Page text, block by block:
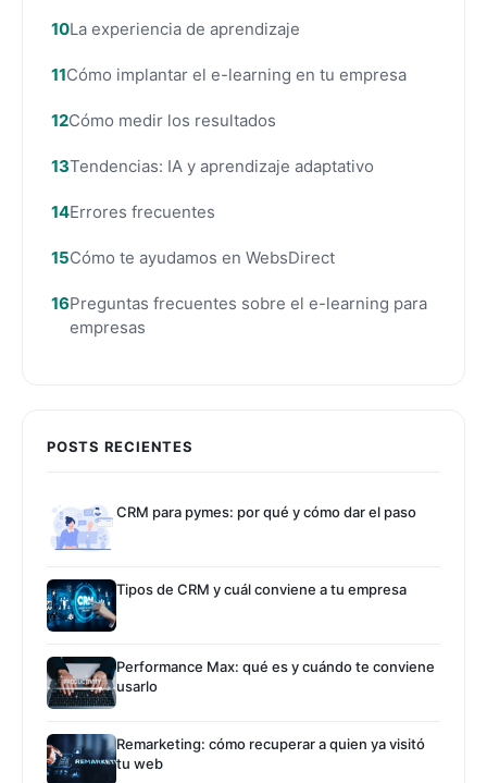
La experiencia de aprendizaje
Cómo implantar el e-learning en tu empresa
Cómo medir los resultados
Tendencias: IA y aprendizaje adaptativo
Errores frecuentes
Cómo te ayudamos en WebsDirect
Preguntas frecuentes sobre el e-learning para
empresas
POSTS RECIENTES
CRM para pymes: por qué y cómo dar el paso
Tipos de CRM y cuál conviene a tu empresa
Performance Max: qué es y cuándo te conviene
usarlo
Remarketing: cómo recuperar a quien ya visitó
tu web